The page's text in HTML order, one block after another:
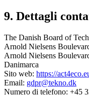
9. Dettagli
The Danish Board of
Arnold Nielsens
Arnold Nielsens
Danimarca
Sito web: https://
Email: gdpr@tekno.dk
Numero di telefono: +45